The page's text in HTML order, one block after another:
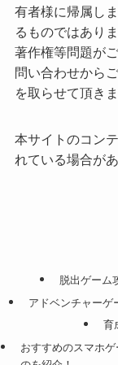
有者様に帰属し
るものではありま
著作権等問題が
問い合わせから
を取らせて頂きま
本サイトのコン
れている場合があ
脱出ゲーム
アドベンチャーゲ
育
おすすめのスマホ